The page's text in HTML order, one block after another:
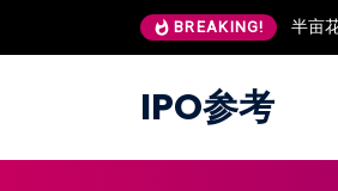
BREAKING! 半亩
IPO参考